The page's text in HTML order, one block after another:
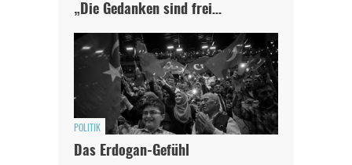
„Die Gedanken sind frei…
POLITIK
Das Erdogan-Gefühl